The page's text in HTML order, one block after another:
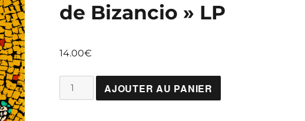
de Bizancio » LP
14.00€
quantité
de
AJOUTER AU PANIER